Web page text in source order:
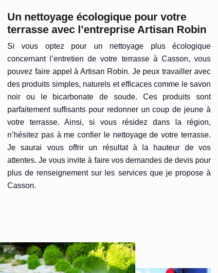
Un nettoyage écologique pour votre
terrasse avec l’entreprise Artisan Robin
Si vous optez pour un nettoyage plus écologique
concernant l’entretien de votre terrasse à Casson, vous
pouvez faire appel à Artisan Robin. Je peux travailler avec
des produits simples, naturels et efficaces comme le savon
noir ou le bicarbonate de soude. Ces produits sont
parfaitement suffisants pour redonner un coup de jeune à
votre terrasse. Ainsi, si vous résidez dans la région,
n’hésitez pas à me confier le nettoyage de votre terrasse.
Je saurai vous offrir un résultat à la hauteur de vos
attentes. Je vous invite à faire vos demandes de devis pour
plus de renseignement sur les services que je propose à
Casson.